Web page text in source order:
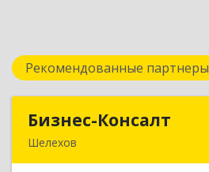
Рекомендованные партнеры
Бизнес-Консалт
Шелехов